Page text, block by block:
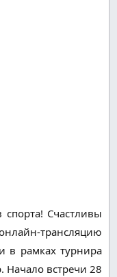
спорта! Счастливы
трансляцию
в рамках турнира
Начало встречи 28